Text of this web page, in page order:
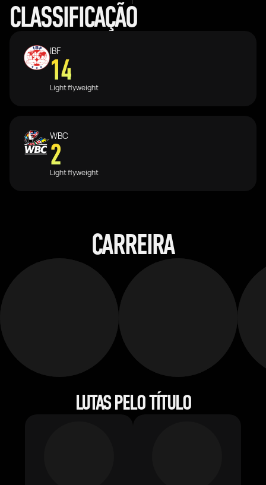
CLASSIFICAÇÃO
IBF
14
Light flyweight
WBC
2
Light flyweight
CARREIRA
LUTAS PELO TÍTULO